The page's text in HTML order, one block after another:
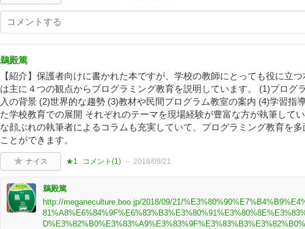
鵜殿篤
【紹介】保護者向けに書かれた本ですが、学校の教師にとっても役に立
は主に４つの観点からプログラミング教育を説明しています。 (1)プログ
入の背景 (2)世界的な趨勢 (3)教材や民間プログラム教室の案内 (4)学習指
た学校教育での展開 それぞれのテーマを現場経験が豊富な方が執筆して
な顔ぶれの執筆者によるコラムも充実していて、プログラミング教育を多
ことができます。
ナイス ★1 コメント(1) 2018/09/21
鵜殿篤
http://meganeculture.boo.jp/2018/09/21/